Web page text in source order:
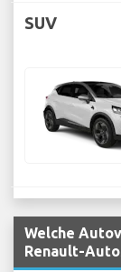
SUV
Welche
Renault-